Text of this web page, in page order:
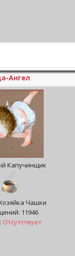
Ангел
Капучинщик
Чашки
11946
Отсутствует